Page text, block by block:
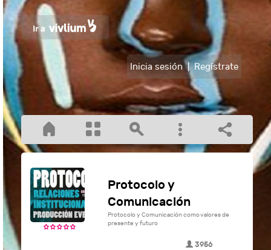
Inicia sesión | Regístrate
Protocolo y
Comunicación
Protocolo y Comunicación como valores de
presente y futuro
3956